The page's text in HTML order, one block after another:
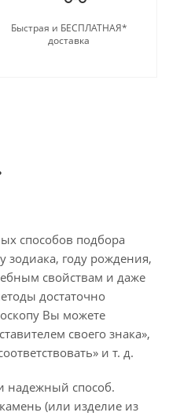
Быстрая и БЕСПЛАТНАЯ*
доставка
способов подбора
зодиака, году рождения,
свойствам и даже
достаточно
Вы можете
своего знака»,
и т. д.
надежный способ.
(или изделие из